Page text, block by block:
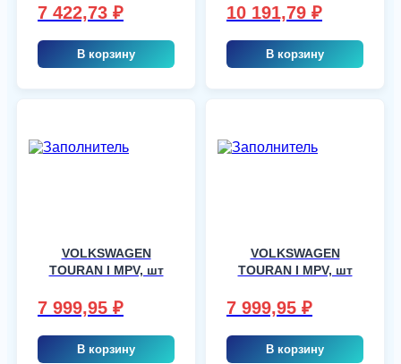
7 422,73 ₽
В корзину
10 191,79 ₽
В корзину
VOLKSWAGEN
TOURAN I MPV, шт
7 999,95 ₽
В корзину
VOLKSWAGEN
TOURAN I MPV, шт
7 999,95 ₽
В корзину